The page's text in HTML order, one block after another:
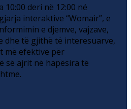
deri në 12:00 në
interaktive “Womair”, e
e djemve, vajzave,
dhe të gjithë të interesuarve,
më efektive për
së ajrit në hapësira të